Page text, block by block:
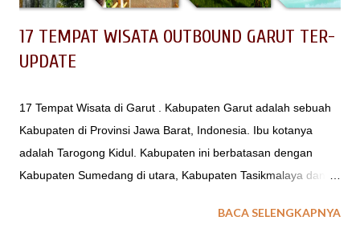
17 TEMPAT WISATA OUTBOUND GARUT TER-
UPDATE
17 Tempat Wisata di Garut . Kabupaten Garut adalah sebuah
Kabupaten di Provinsi Jawa Barat, Indonesia. Ibu kotanya
adalah Tarogong Kidul. Kabupaten ini berbatasan dengan
Kabupaten Sumedang di utara, Kabupaten Tasikmalaya dan
serta Kabupaten Cianjur dan Kabupaten Bandung di barat.
BACA SELENGKAPNYA